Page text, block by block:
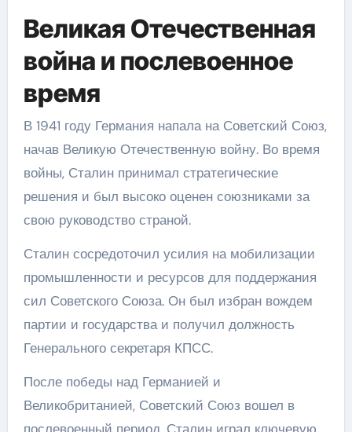
Великая Отечественная
война и послевоенное
время
В 1941 году Германия напала на Советский Союз,
начав Великую Отечественную войну. Во время
войны, Сталин принимал стратегические
решения и был высоко оценен союзниками за
свою руководство страной.
Сталин сосредоточил усилия на мобилизации
промышленности и ресурсов для поддержания
сил Советского Союза. Он был избран вождем
партии и государства и получил должность
Генерального секретаря КПСС.
После победы над Германией и
Великобританией, Советский Союз вошел в